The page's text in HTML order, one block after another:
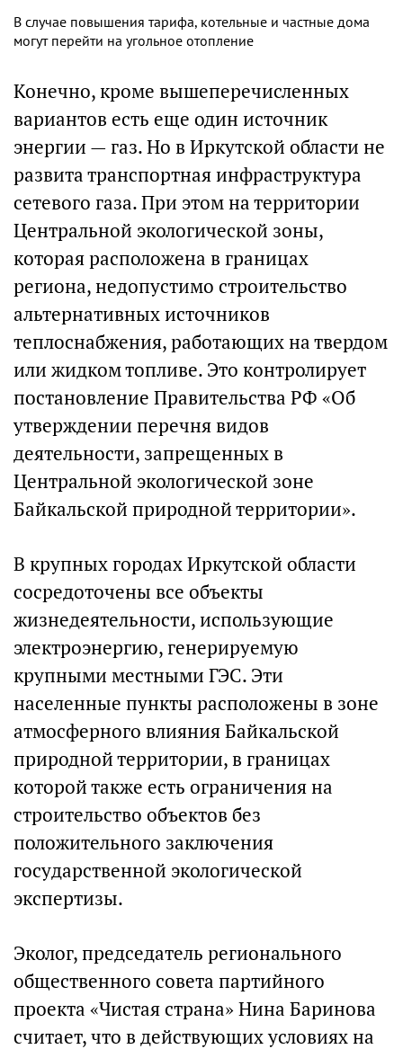
В случае повышения тарифа, котельные и частные дома
могут перейти на угольное отопление
Конечно, кроме вышеперечисленных
вариантов есть еще один источник
энергии — газ. Но в Иркутской области не
развита транспортная инфраструктура
сетевого газа. При этом на территории
Центральной экологической зоны,
которая расположена в границах
региона, недопустимо строительство
альтернативных источников
теплоснабжения, работающих на твердом
или жидком топливе. Это контролирует
постановление Правительства РФ «Об
утверждении перечня видов
деятельности, запрещенных в
Центральной экологической зоне
Байкальской природной территории».
В крупных городах Иркутской области
сосредоточены все объекты
жизнедеятельности, использующие
электроэнергию, генерируемую
крупными местными ГЭС. Эти
населенные пункты расположены в зоне
атмосферного влияния Байкальской
природной территории, в границах
которой также есть ограничения на
строительство объектов без
положительного заключения
государственной экологической
экспертизы.
Эколог, председатель регионального
общественного совета партийного
проекта «Чистая страна» Нина Баринова
считает, что в действующих условиях на